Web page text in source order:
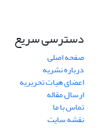
دسترسی سریع
صفحه اصلی
درباره نشریه
اعضای هیات تحریریه
ارسال مقاله
تماس با ما
نقشه سایت